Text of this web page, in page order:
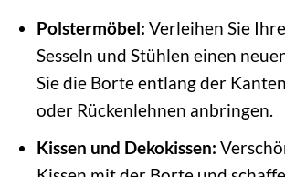
Polstermöbel: Verleihen Sie
Sesseln und Stühlen einen
Sie die Borte entlang der
oder Rückenlehnen anbringen.
Kissen und Dekokissen: